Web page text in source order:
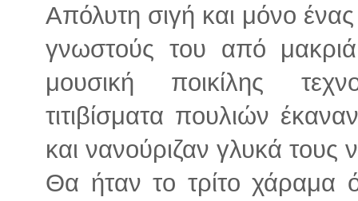
Απόλυτη σιγή και μόνο
γνωστούς του από
μουσική ποικίλης
τιτιβίσματα πουλιών
και νανούριζαν γλυκά τους
Θα ήταν το τρίτο χάραμα